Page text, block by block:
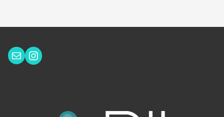
Correo electrónico
Instagram